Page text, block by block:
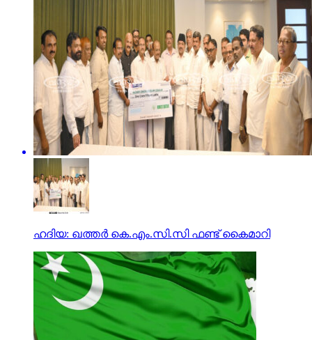
ഹദിയ: ഖത്തര്‍ കെ.എം.സി.സി ഫണ്ട് കൈമാറി